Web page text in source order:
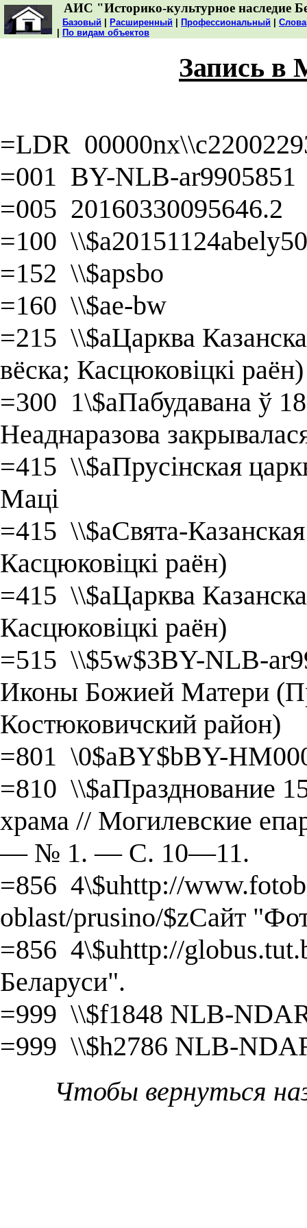
АИС "Историко-культурное наследие
Базовый Расширенный Профессиональный
По видам объектов
Запись в
=LDR
=001 BY-NLB-ar9905851
=005 20160330095646.2
=100
=152 \\$apsbo
=160 \\$ae-bw
=215 \\$aЦарква
вёска; Касцюковіцкі раён)
=300 1\$aПабудавана ў
Неаднаразова
=415 \\$aПрусінская
Маці
=415 \\$aСвята-
Касцюковіцкі раён)
=415 \\$aЦарква
Касцюковіцкі раён)
=515 \\$5w$3BY-NLB-
Иконы Божией Матери
Костюковичский район)
=801 \0$aBY$bBY-
=810 \\$aПразднование
храма // Могилевские
― № 1. ― С. 10―11.
=856 4\$uhttp://
oblast/prusino/$zСайт
=856 4\$uhttp://
Беларуси".
=999 \\$f1848 NLB-
=999 \\$h2786 NLB-
Чтобы вернуться